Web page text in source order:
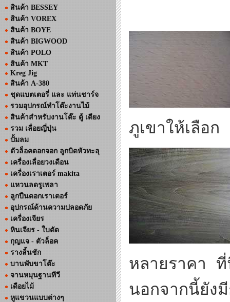
สินค้า BESSEY
สินค้า VOREX
สินค้า BOYE
สินค้า BIGWOOD
สินค้า POLO
สินค้า MKT
Kreg Jig
สินค้า A-380
ชุดแบตเตอรี่ และ แท่นชาร์จ
รวมอุปกรณ์ทำโต๊ะงานไม้
สินค้าสำหรับงานโต๊ะ ตู้ เตียง
รวม เลื่อยญี่ปุ่น
ปั้มลม
ตัวล็อคดอกจอก ลูกบิดหัวทะลุ
เครื่องเลื่อยวงเดือน
เครื่องเราเตอร์ makita
แหวนลดรูเพลา
ลูกปืนดอกเราเตอร์
อุปกรณ์ด้านความปลอดภัย
เครื่องเจียร
หินเจียร - ใบตัด
กุญแจ - ตัวล็อค
รางลิ้นชัก
บานพับขาโต๊ะ
จานหมุนฐานทีวี
เดือยไม้
หูแขวนแบบต่างๆ
ภูเขาให้เลือก
หลายราคา
นอกจากนี้ยัง